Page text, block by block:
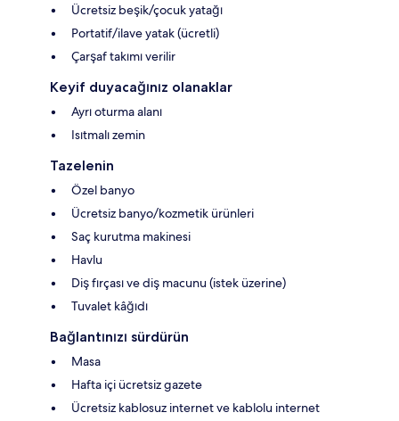
Ücretsiz beşik/çocuk yatağı
Portatif/ilave yatak (ücretli)
Çarşaf takımı verilir
Keyif duyacağınız olanaklar
Ayrı oturma alanı
Isıtmalı zemin
Tazelenin
Özel banyo
Ücretsiz banyo/kozmetik ürünleri
Saç kurutma makinesi
Havlu
Diş fırçası ve diş macunu (istek üzerine)
Tuvalet kâğıdı
Bağlantınızı sürdürün
Masa
Hafta içi ücretsiz gazete
Ücretsiz kablosuz internet ve kablolu internet